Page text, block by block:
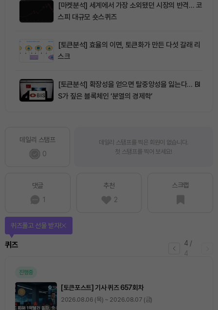
[마켓분석] 세계에서 가장 소외됐던 시장의 반격… 코
스피 대규모 숏스퀴즈
[토큰분석] 효율의 이면, 토큰화가 만든 다섯 갈래 리
스크
[토큰분석] 확장성을 얻으면 탈중앙성을 잃는다… BI
S가 짚은 블록체인 ‘분열의 경제학’
데일리 스탬프
0
데일리 스탬프를 찍은 회원이 없습니다.
첫 스탬프를 찍어 보세요!
댓글
1
추천
2
스크랩
4 /
4
퀴즈
퀴즈풀고 선물 받자!
진행중
[토큰포스트] 기사 퀴즈 657회차
2026.08.06 (목) ~ 2026.08.07 (금)